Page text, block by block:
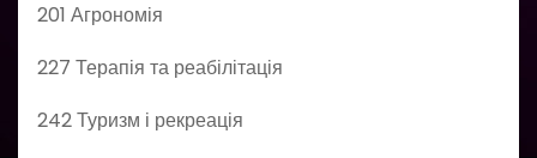
201 Агрономія
227 Терапія та реабілітація
242 Туризм і рекреація